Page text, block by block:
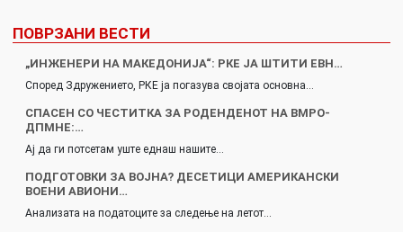
ПОВРЗАНИ ВЕСТИ
„ИНЖЕНЕРИ НА МАКЕДОНИЈА“: РКЕ ЈА ШТИТИ ЕВН…
Според Здружението, РКЕ ја погазува својата основна…
СПАСЕН СО ЧЕСТИТКА ЗА РОДЕНДЕНОТ НА ВМРО-
ДПМНЕ:…
Ај да ги потсетам уште еднаш нашите…
ПОДГОТОВКИ ЗА ВОЈНА? ДЕСЕТИЦИ АМЕРИКАНСКИ
ВОЕНИ АВИОНИ…
Анализата на податоците за следење на летот…